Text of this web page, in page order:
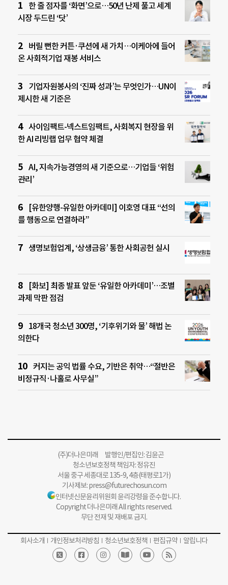
한 줄 점자를 ‘화면’으로…50년 난제 풀고 세계
시장 두드린 ‘닷’
버릴 뻔한 커튼·쿠션에 새 가치…이케아에 들어
온 사회적기업 재봉 서비스
기업자원봉사의 ‘진짜 성과’는 무엇인가…UN이
제시한 새 기준은
사이임팩트-넥스트임팩트, 사회복지 현장을 위
한 AI 리빙랩 업무 협약 체결
AI, 지속가능경영의 새 기준으로…기업들 ‘위험
관리’
[유한양행-유일한 아카데미] 이호영 대표 “선의
를 행동으로 연결하라”
생명보험업계, ‘상생금융’ 통한 사회공헌 실시
[화보] 최종 발표 앞둔 ‘유일한 아카데미’…조별
과제 막판 점검
18개국 청소년 300명, ‘기후위기와 물’ 해법 논
의한다
커지는 공익 법률 수요, 기반은 취약…“절반은
비정규직·나홀로 사무실”
(주)더나은미래 발행인/편집인: 김윤곤
청소년보호정책 책임자: 정유진
서울 중구 세종대로 135-9, 4층(태평로1가)
기사제보:press@futurechosun.com
인터넷신문윤리위원회 윤리강령을 준수합니다.
Copyright 더나은미래 All rights reserved.
무단 전재 및 재배포 금지.
회사소개 개인정보처리방침 청소년보호정책 편집규약 알립니다